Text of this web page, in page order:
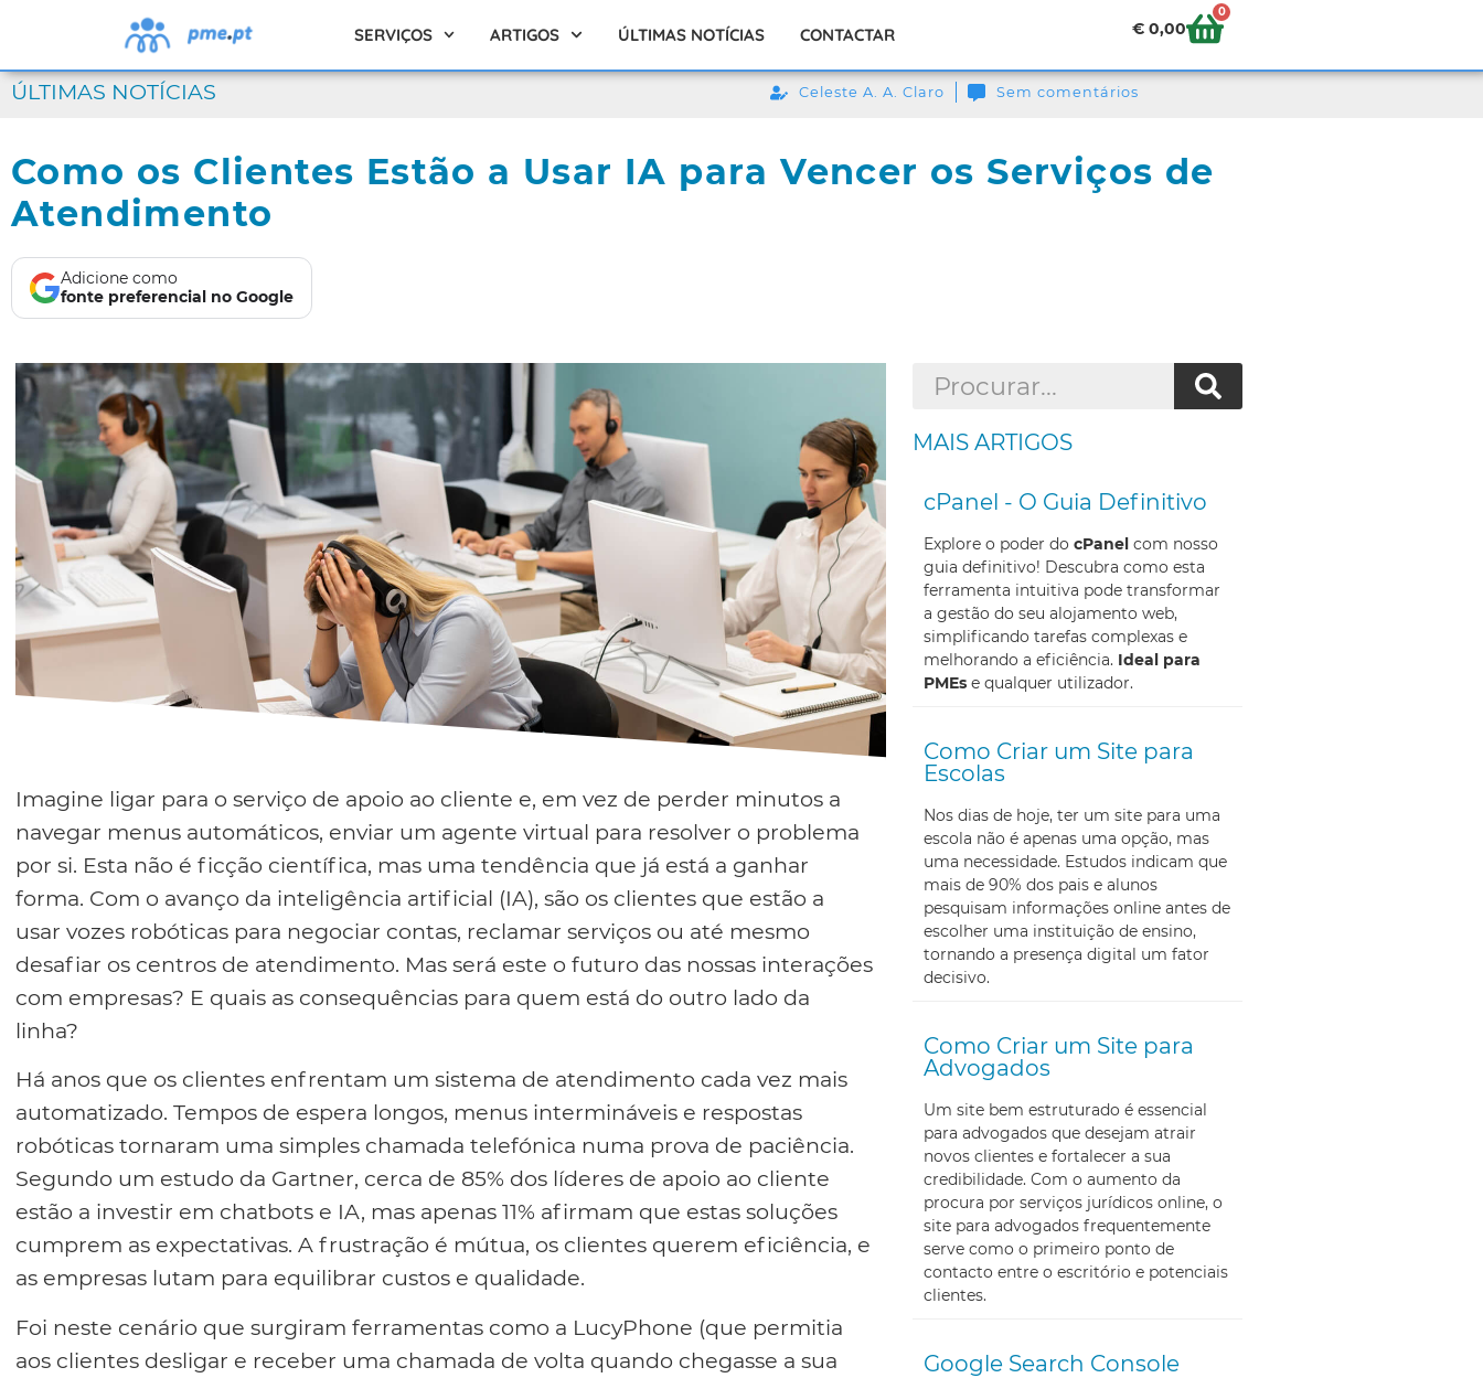
SERVIÇOS ARTIGOS ÚLTIMAS NOTÍCIAS CONTACTAR € 0,00
0
ÚLTIMAS NOTÍCIAS Celeste A. A. Claro Sem comentários
Como os Clientes Estão a Usar IA para Vencer os Serviços de
Atendimento
Adicione como
fonte preferencial no Google
Imagine ligar para o serviço de apoio ao cliente e, em vez de perder minutos a
navegar menus automáticos, enviar um agente virtual para resolver o problema
por si. Esta não é ficção científica, mas uma tendência que já está a ganhar
forma. Com o avanço da inteligência artificial (IA), são os clientes que estão a
usar vozes robóticas para negociar contas, reclamar serviços ou até mesmo
desafiar os centros de atendimento. Mas será este o futuro das nossas interações
com empresas? E quais as consequências para quem está do outro lado da
linha?
Há anos que os clientes enfrentam um sistema de atendimento cada vez mais
automatizado. Tempos de espera longos, menus intermináveis e respostas
robóticas tornaram uma simples chamada telefónica numa prova de paciência.
Segundo um estudo da Gartner, cerca de 85% dos líderes de apoio ao cliente
estão a investir em chatbots e IA, mas apenas 11% afirmam que estas soluções
cumprem as expectativas. A frustração é mútua, os clientes querem eficiência, e
as empresas lutam para equilibrar custos e qualidade.
Foi neste cenário que surgiram ferramentas como a LucyPhone (que permitia
aos clientes desligar e receber uma chamada de volta quando chegasse a sua
MAIS ARTIGOS
cPanel - O Guia Definitivo
Explore o poder do cPanelcom nosso
guia definitivo! Descubra como esta
ferramenta intuitiva pode transformar
a gestão do seu alojamento web,
simplificando tarefas complexas e
melhorando a eficiência. Ideal para
PMEse qualquer utilizador.
Como Criar um Site para
Escolas
Nos dias de hoje, ter um site para uma
escola não é apenas uma opção, mas
uma necessidade. Estudos indicam que
mais de 90% dos pais e alunos
pesquisam informações online antes de
escolher uma instituição de ensino,
tornando a presença digital um fator
decisivo.
Como Criar um Site para
Advogados
Um site bem estruturado é essencial
para advogados que desejam atrair
novos clientes e fortalecer a sua
credibilidade. Com o aumento da
procura por serviços jurídicos online, o
site para advogados frequentemente
serve como o primeiro ponto de
contacto entre o escritório e potenciais
clientes.
Google Search Console